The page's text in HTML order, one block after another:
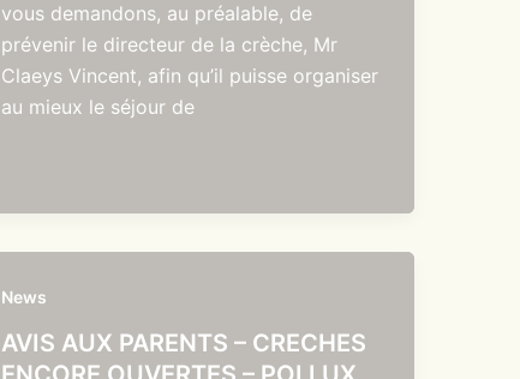
vous demandons, au préalable, de
prévenir le directeur de la crèche, Mr
Claeys Vincent, afin qu’il puisse organiser
au mieux le séjour de
News
AVIS AUX PARENTS – CRECHES